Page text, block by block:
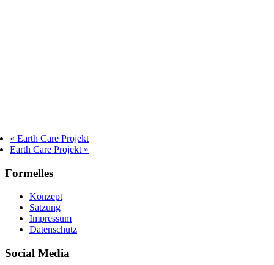
« Earth Care Projekt
Earth Care Projekt »
Formelles
Konzept
Satzung
Impressum
Datenschutz
Social Media